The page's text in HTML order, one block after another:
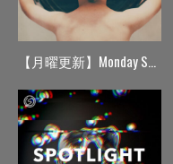
【月曜更新】Monday Spin